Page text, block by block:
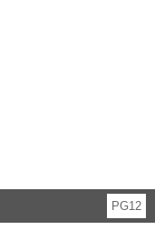
PG12